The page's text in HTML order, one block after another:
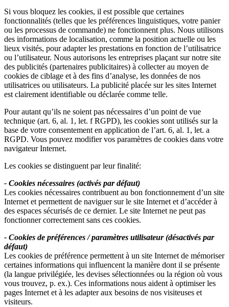
Si vous bloquez les cookies, il est possible que certaines
fonctionnalités (telles que les préférences linguistiques, votre panier
ou les processus de commande) ne fonctionnent plus. Nous utilisons
des informations de localisation, comme la position actuelle ou les
lieux visités, pour adapter les prestations en fonction de l’utilisatrice
ou l’utilisateur. Nous autorisons les entreprises plaçant sur notre site
des publicités (partenaires publicitaires) à collecter au moyen de
cookies de ciblage et à des fins d’analyse, les données de nos
utilisatrices ou utilisateurs. La publicité placée sur les sites Internet
est clairement identifiable ou déclarée comme telle.
Pour autant qu’ils ne soient pas nécessaires d’un point de vue
technique (art. 6, al. 1, let. f RGPD), les cookies sont utilisés sur la
base de votre consentement en application de l’art. 6, al. 1, let. a
RGPD. Vous pouvez modifier vos paramètres de cookies dans votre
navigateur Internet.
Les cookies se distinguent par leur finalité:
- Cookies nécessaires (activés par défaut)
Les cookies nécessaires contribuent au bon fonctionnement d’un site
Internet et permettent de naviguer sur le site Internet et d’accéder à
des espaces sécurisés de ce dernier. Le site Internet ne peut pas
fonctionner correctement sans ces cookies.
- Cookies de préférences / paramètres utilisateur (désactivés par
défaut)
Les cookies de préférence permettent à un site Internet de mémoriser
certaines informations qui influencent la manière dont il se présente
(la langue privilégiée, les devises sélectionnées ou la région où vous
vous trouvez, p. ex.). Ces informations nous aident à optimiser les
pages Internet et à les adapter aux besoins de nos visiteuses et
visiteurs.